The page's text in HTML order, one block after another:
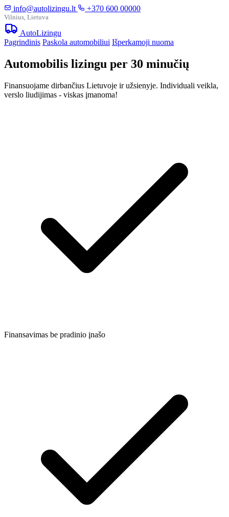
info@autolizingu.lt +370 600 00000
Vilnius, Lietuva
AutoLizingu
Pagrindinis Paskola automobiliui Išperkamoji nuoma
Automobilis lizingu per 30 minučių
Finansuojame dirbančius Lietuvoje ir užsienyje. Individuali veikla,
verslo liudijimas - viskas įmanoma!
Finansavimas be pradinio įnašo